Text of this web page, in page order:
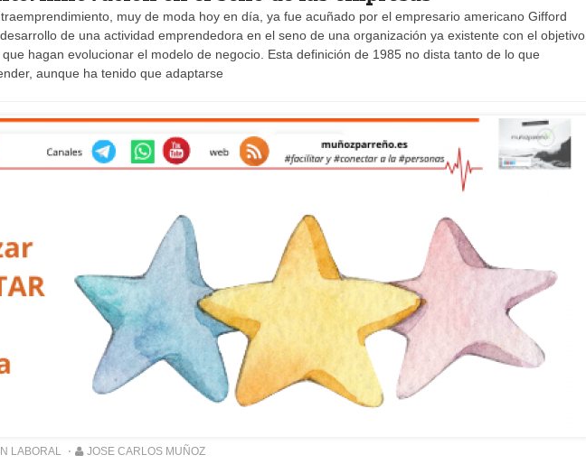
muy de moda hoy en día, ya fue acuñado por el empresario americano Gifford
de una actividad emprendedora en el seno de una organización ya existente con el objetivo
hagan evolucionar el modelo de negocio. Esta definición de 1985 no dista tanto de lo que
aunque ha tenido que adaptarse
LABORAL JOSE CARLOS MUÑOZ